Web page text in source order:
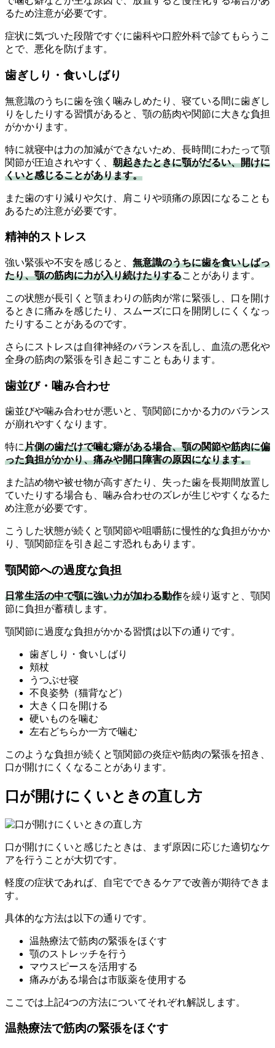
るため注意が必要です。
症状に気づいた段階ですぐに歯科や口腔外科で診てもらうこ
とで、悪化を防げます。
歯ぎしり・食いしばり
無意識のうちに歯を強く噛みしめたり、寝ている間に歯ぎし
りをしたりする習慣があると、顎の筋肉や関節に大きな負担
がかかります。
特に就寝中は力の加減ができないため、長時間にわたって顎
関節が圧迫されやすく、 朝起きたときに顎がだるい、開けに
くいと感じることがあります。
また歯のすり減りや欠け、肩こりや頭痛の原因になることも
あるため注意が必要です。
精神的ストレス
強い緊張や不安を感じると、 無意識のうちに歯を食いしばっ
たり、顎の筋肉に力が入り続けたりすることがあります。
この状態が長引くと顎まわりの筋肉が常に緊張し、口を開け
るときに痛みを感じたり、スムーズに口を開閉しにくくなっ
たりすることがあるのです。
さらにストレスは自律神経のバランスを乱し、血流の悪化や
全身の筋肉の緊張を引き起こすこともあります。
歯並び・噛み合わせ
歯並びや噛み合わせが悪いと、顎関節にかかる力のバランス
が崩れやすくなります。
特に片側の歯だけで噛む癖がある場合、顎の関節や筋肉に偏
った負担がかかり、痛みや開口障害の原因になります。
また詰め物や被せ物が高すぎたり、失った歯を長期間放置し
ていたりする場合も、噛み合わせのズレが生じやすくなるた
め注意が必要です。
こうした状態が続くと顎関節や咀嚼筋に慢性的な負担がかか
り、顎関節症を引き起こす恐れもあります。
顎関節への過度な負担
日常生活の中で顎に強い力が加わる動作を繰り返すと、顎関
節に負担が蓄積します。
顎関節に過度な負担がかかる習慣は以下の通りです。
歯ぎしり・食いしばり
頬杖
うつぶせ寝
不良姿勢（猫背など）
大きく口を開ける
硬いものを噛む
左右どちらか一方で噛む
このような負担が続くと顎関節の炎症や筋肉の緊張を招き、
口が開けにくくなることがあります。
口が開けにくいときの直し方
口が開けにくいと感じたときは、まず原因に応じた適切なケ
アを行うことが大切です。
軽度の症状であれば、自宅でできるケアで改善が期待できま
す。
具体的な方法は以下の通りです。
温熱療法で筋肉の緊張をほぐす
顎のストレッチを行う
マウスピースを活用する
痛みがある場合は市販薬を使用する
ここでは上記4つの方法についてそれぞれ解説します。
温熱療法で筋肉の緊張をほぐす